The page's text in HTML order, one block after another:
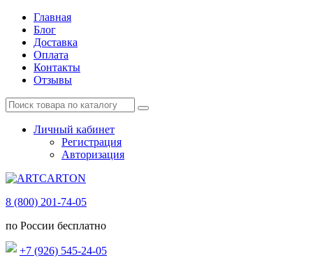
Главная
Блог
Доставка
Оплата
Контакты
Отзывы
Личный кабинет
Регистрация
Авторизация
8 (800) 201-74-05
по России бесплатно
+7 (926) 545-24-05